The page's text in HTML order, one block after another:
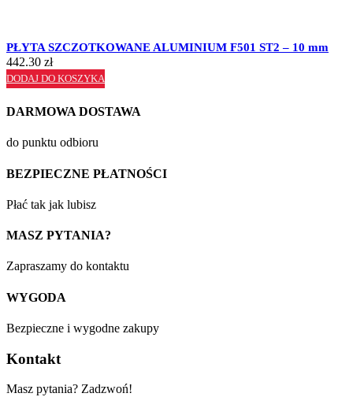
PŁYTA SZCZOTKOWANE ALUMINIUM F501 ST2 – 10 mm
442.30 zł
DODAJ DO KOSZYKA
DARMOWA DOSTAWA
do punktu odbioru
BEZPIECZNE PŁATNOŚCI
Płać tak jak lubisz
MASZ PYTANIA?
Zapraszamy do kontaktu
WYGODA
Bezpieczne i wygodne zakupy
Kontakt
Masz pytania? Zadzwoń!